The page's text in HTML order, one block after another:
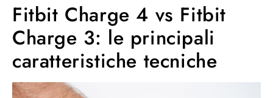
Fitbit Charge 4 vs Fitbit
Charge 3: le principali
caratteristiche tecniche